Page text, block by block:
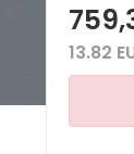
13.82